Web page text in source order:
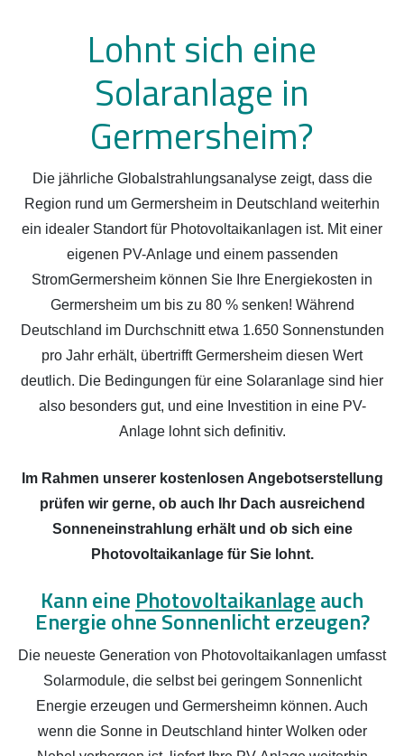
Lohnt sich eine
Solaranlage in
Germersheim?
Die jährliche Globalstrahlungsanalyse zeigt, dass die
Region rund um Germersheim in Deutschland weiterhin
ein idealer Standort für Photovoltaikanlagen ist. Mit einer
eigenen PV-Anlage und einem passenden
StromGermersheim können Sie Ihre Energiekosten in
Germersheim um bis zu 80 % senken! Während
Deutschland im Durchschnitt etwa 1.650 Sonnenstunden
pro Jahr erhält, übertrifft Germersheim diesen Wert
deutlich. Die Bedingungen für eine Solaranlage sind hier
also besonders gut, und eine Investition in eine PV-
Anlage lohnt sich definitiv.
Im Rahmen unserer kostenlosen Angebotserstellung
prüfen wir gerne, ob auch Ihr Dach ausreichend
Sonneneinstrahlung erhält und ob sich eine
Photovoltaikanlage für Sie lohnt.
Kann eine Photovoltaikanlageauch
Energie ohne Sonnenlicht erzeugen?
Die neueste Generation von Photovoltaikanlagen umfasst
Solarmodule, die selbst bei geringem Sonnenlicht
Energie erzeugen und Germersheimn können. Auch
wenn die Sonne in Deutschland hinter Wolken oder